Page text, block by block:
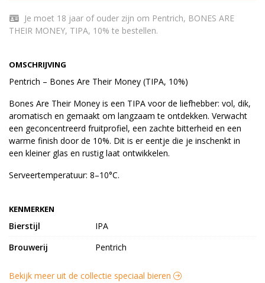
OMSCHRIJVING
Pentrich – Bones Are Their Money (TIPA, 10%)
Bones Are Their Money is een TIPA voor de liefhebber: vol, dik,
aromatisch en gemaakt om langzaam te ontdekken. Verwacht
een geconcentreerd fruitprofiel, een zachte bitterheid en een
warme finish door de 10%. Dit is er eentje die je inschenkt in
een kleiner glas en rustig laat ontwikkelen.
Serveertemperatuur: 8–10°C.
THEIR MONEY, TIPA, 10% te bestellen.
KENMERKEN
Bierstijl
IPA
Brouwerij
Pentrich
Bekijk meer uit de collectie speciaal bieren